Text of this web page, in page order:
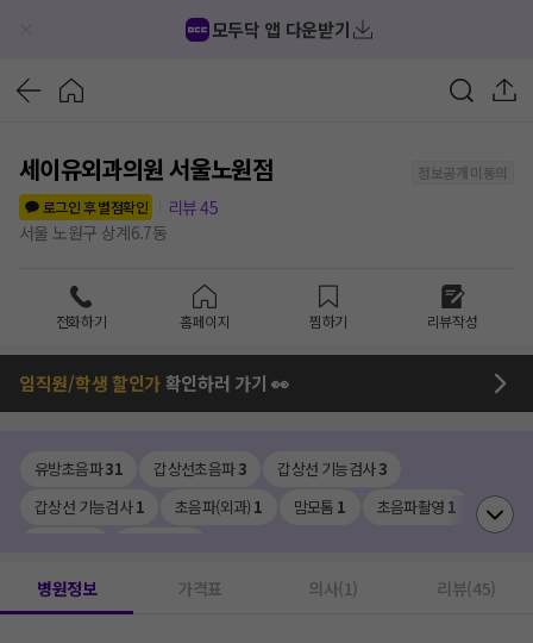
모두닥 앱 다운받기
세이유외과의원 서울노원점
정보공개 미동의
로그인 후 별점확인
리뷰45
서울 노원구 상계6.7동
전화하기 홈페이지 찜하기 리뷰작성
임직원/학생 할인가확인하러 가기 👀
유방초음파31 갑상선초음파3 갑상선 기능검사3
갑상선 기능검사1 초음파(외과) 1 맘모톰 1 초음파촬영 1
병원정보 가격표 의사(1) 리뷰(45)